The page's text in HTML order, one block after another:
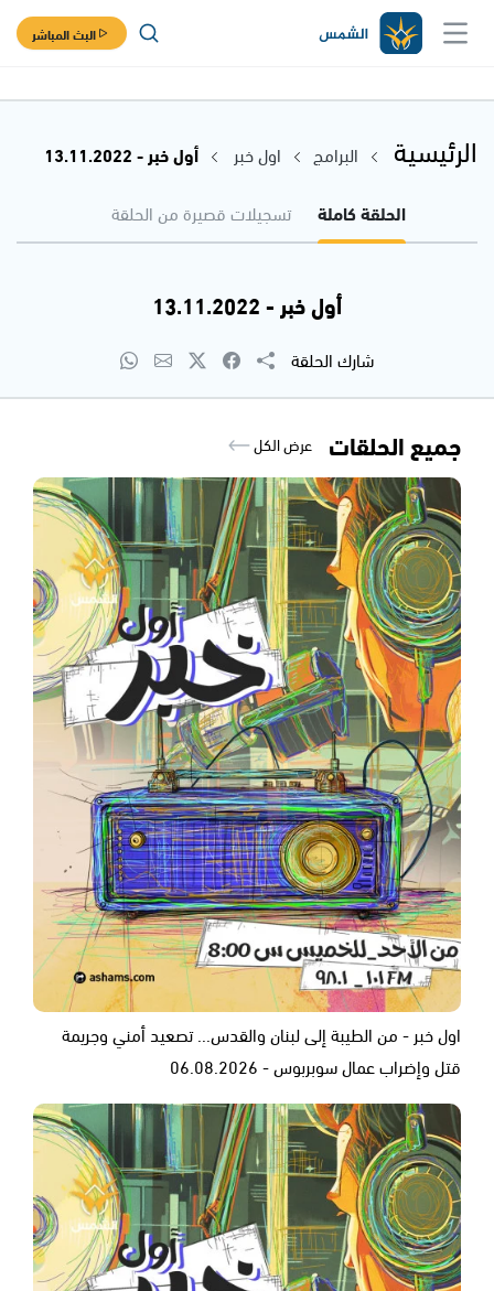
البث المباشر
الرئيسية البرامج اول خبر
أول خبر - 13.11.2022
الحلقة كاملة
تسجيلات قصيرة من الحلقة
أول خبر - 13.11.2022
شارك الحلقة
جميع الحلقات عرض الكل
اول خبر - من الطيبة إلى لبنان والقدس... تصعيد أمني وجريمة
قتل وإضراب عمال سوبربوس - 06.08.2026